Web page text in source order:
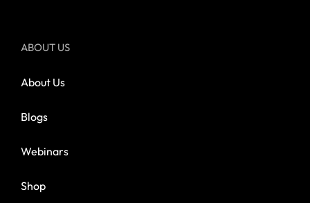
ABOUT US
About Us
Blogs
Webinars
Shop